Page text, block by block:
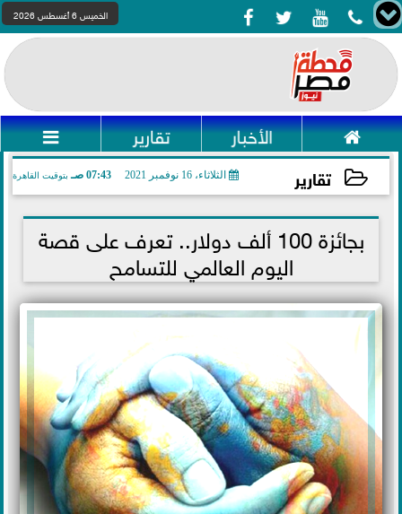
    الخميس 6 أغسطس 2026
 الأخبار تقارير 
تقارير الثلاثاء، 16 نوفمبر 2021 07:43 صـ بتوقيت القاهرة
2021-11-16 07:43:29 بجائزة 100 ألف دولار.. تعرف على قصة
اليوم العالمي للتسامح